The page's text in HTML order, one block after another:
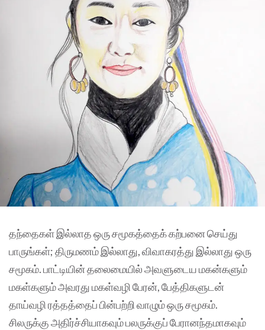
தந்தைகள் இல்லாத ஒரு சமூகத்தைக் கற்பனை செய்து
பாருங்கள்; திருமணம் இல்லாது, விவாகரத்து இல்லாது ஒரு
சமூகம். பாட்டியின் தலைமையில் அவளுடைய மகன்களும்
மகள்களும் அவரது மகள்வழி பேரன், பேத்திகளுடன்
தாய்வழி ரத்தத்தைப் பின்பற்றி வாழும் ஒரு சமூகம்.
சிலருக்கு அதிர்ச்சியாகவும் பலருக்குப் பேரானந்தமாகவும்